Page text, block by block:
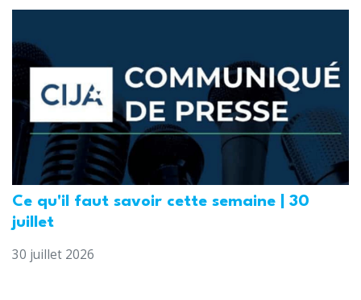
Ce qu'il faut savoir cette semaine | 30
juillet
30 juillet 2026